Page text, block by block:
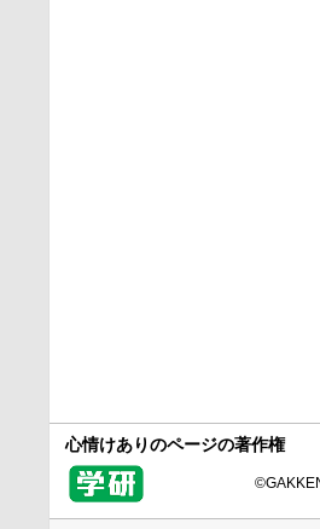
心情けありのページの著作権